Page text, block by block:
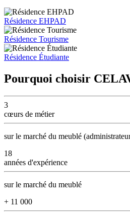
Résidence EHPAD
Résidence Tourisme
Résidence Étudiante
Pourquoi choisir
3
cœurs de métier
sur le marché du meublé
18
années d'expérience
sur le marché du meublé
+ 11 000